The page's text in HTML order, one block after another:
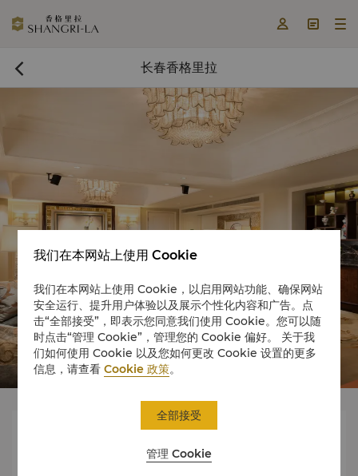
  
 长春香格里拉

我们在本网站上使用 Cookie
我们在本网站上使用 Cookie，以启用网站功能、确保网站
安全运行、提升用户体验以及展示个性化内容和广告。点
击“全部接受”，即表示您同意我们使用 Cookie。您可以随
时点击“管理 Cookie”，管理您的 Cookie 偏好。 关于我
们如何使用 Cookie 以及您如何更改 Cookie 设置的更多
信息，请查看Cookie 政策。
管理 Cookie
全部接受